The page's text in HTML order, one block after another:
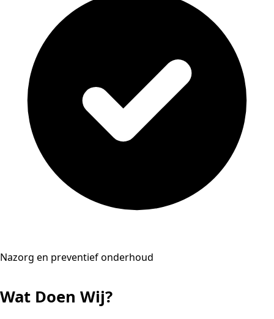
Nazorg en preventief onderhoud
Wat Doen Wij?